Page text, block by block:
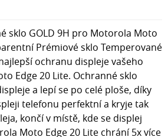
sklo GOLD 9H pro Motorola Moto
Prémiové sklo Temperované
ochranu displeje vašeho
Edge 20 Lite. Ochranné sklo
a lepí se po celé ploše, díky
telefonu perfektní a kryje tak
končí v místě, kde se displej
Moto Edge 20 Lite chrání 5x více